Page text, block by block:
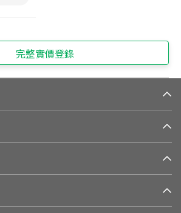
完整實價登錄